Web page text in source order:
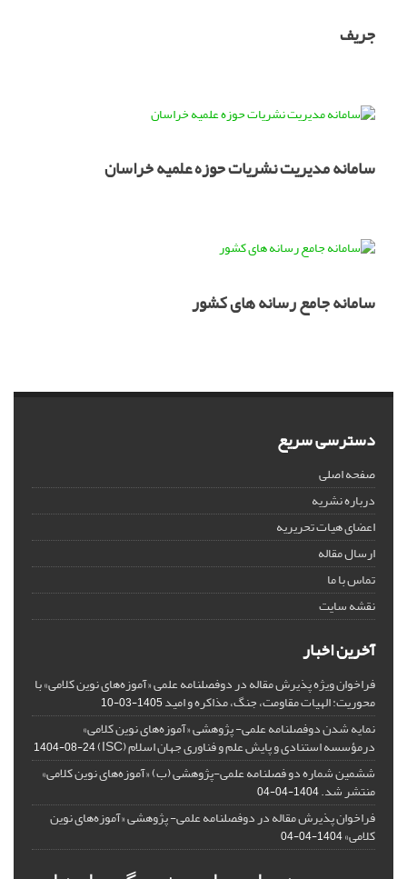
جریف
سامانه مدیریت نشریات حوزه علمیه خراسان
سامانه جامع رسانه های کشور
دسترسی سریع
صفحه اصلی
درباره نشریه
اعضای هیات تحریریه
ارسال مقاله
تماس با ما
نقشه سایت
آخرین اخبار
فراخوان ویژه پذیرش مقاله در دوفصلنامه علمی «آموزه‌های نوین کلامی» با
محوریت: الهیات مقاومت، جنگ، مذاکره و امید1405-03-10
نمایه شدن دوفصلنامه علمی- پژوهشی «آموزه‌های نوین کلامی»
درمؤسسه استنادی و پایش علم و فناوری جهان اسلام (ISC) 1404-08-24
ششمین شماره دو فصلنامه علمی-پژوهشی (ب) «آموزه‌های نوین کلامی»
منتشر شد.1404-04-04
فراخوان پذیرش مقاله در دوفصلنامه علمی- پژوهشی «آموزه‌های نوین
کلامی»1404-04-04